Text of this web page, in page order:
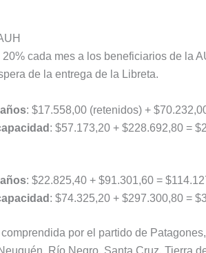
cada mes a los beneficiarios de la
de la entrega de la Libreta.
: $17.558,00 (retenidos) +
: $57.173,20 + $228.692,80 =
: $22.825,40 + $91.301,60 =
: $74.325,20 + $297.300,80 =
por el partido de
Río Negro, Santa Cruz, Tierra